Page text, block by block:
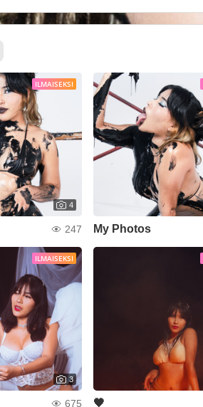
ILMAISEKSI
4
247 My Photos
ILMAISEKSI
3
675 🖤